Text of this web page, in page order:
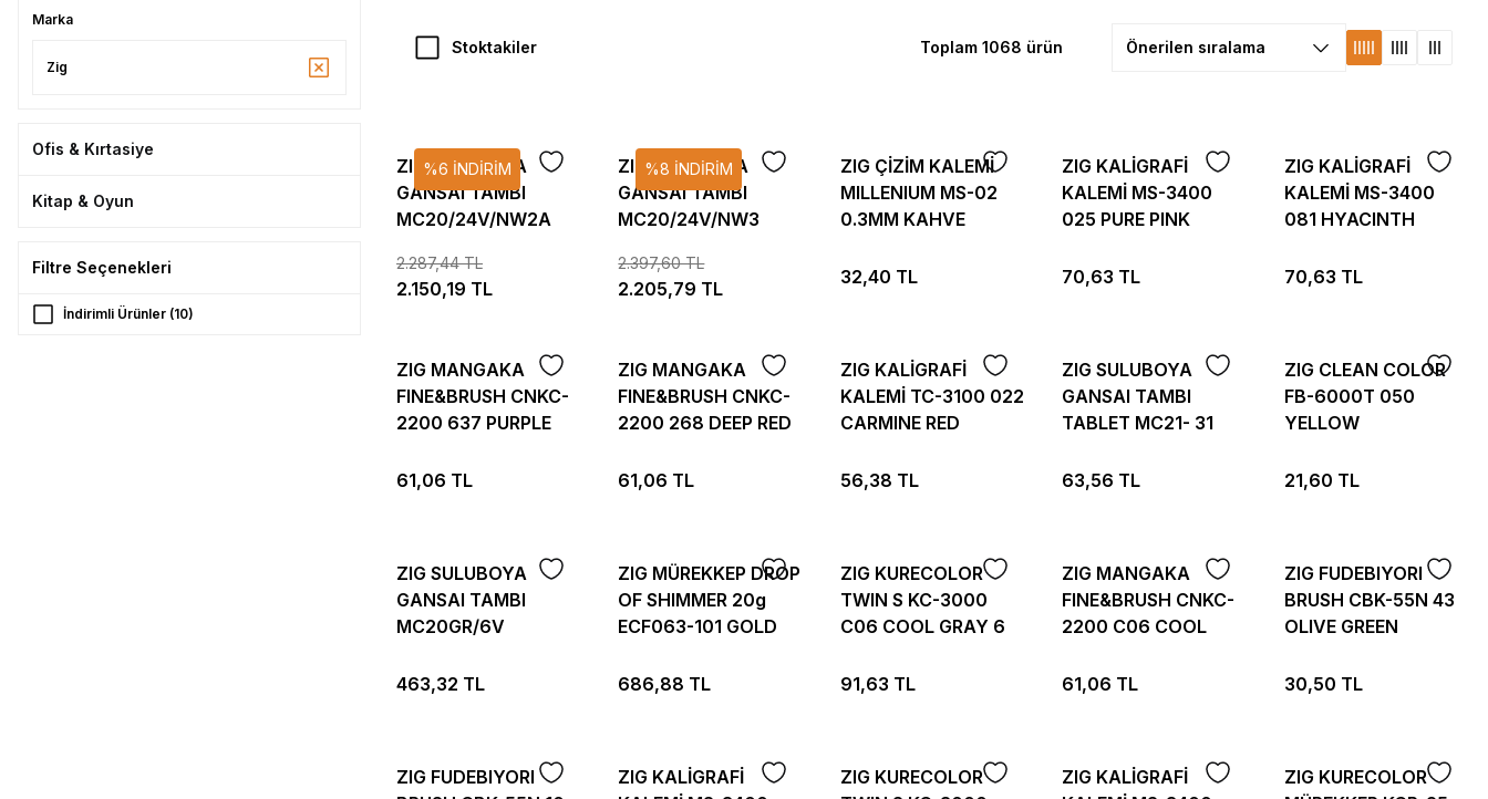
Marka
Zig
Ofis & Kırtasiye
Kitap & Oyun
Filtre Seçenekleri
İndirimli Ürünler (10)
Stoktakiler Toplam 1068 ürün
%6 İNDİRİM
ZIG SULUBOYA
GANSAI TAMBI
MC20/24V/NW2A
2.287,44 TL
2.150,19 TL
%8 İNDİRİM
ZIG SULUBOYA
GANSAI TAMBI
MC20/24V/NW3
2.397,60 TL
2.205,79 TL
ZIG ÇİZİM KALEMİ
MILLENIUM MS-02
0.3MM KAHVE
32,40 TL
ZIG KALİGRAFİ
KALEMİ MS-3400
025 PURE PINK
70,63 TL
ZIG KALİGRAFİ
KALEMİ MS-3400
081 HYACINTH
70,63 TL
ZIG MANGAKA
FINE&BRUSH CNKC-
2200 637 PURPLE
61,06 TL
ZIG MANGAKA
FINE&BRUSH CNKC-
2200 268 DEEP RED
61,06 TL
ZIG KALİGRAFİ
KALEMİ TC-3100 022
CARMINE RED
56,38 TL
ZIG SULUBOYA
GANSAI TAMBI
TABLET MC21- 31
63,56 TL
ZIG CLEAN COLOR
FB-6000T 050
YELLOW
21,60 TL
ZIG SULUBOYA
GANSAI TAMBI
MC20GR/6V
RENK
463,32 TL
ZIG MÜREKKEP DROP
OF SHIMMER 20g
ECF063-101 GOLD
686,88 TL
ZIG KURECOLOR
TWIN S KC-3000
C06 COOL GRAY 6
91,63 TL
ZIG MANGAKA
FINE&BRUSH CNKC-
2200 C06 COOL
61,06 TL
ZIG FUDEBIYORI
BRUSH CBK-55N 43
OLIVE GREEN
30,50 TL
ZIG FUDEBIYORI
ZIG KALİGRAFİ
ZIG KURECOLOR
ZIG KALİGRAFİ
ZIG KURECOLOR